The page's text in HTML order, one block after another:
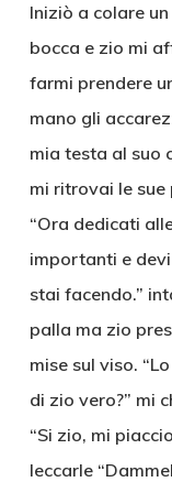
Iniziò a colare
bocca e zio mi
farmi prendere
mano gli
mia testa al suo
mi ritrovai le sue
“Ora dedicati
importanti e
stai facendo.”
palla ma zio
mise sul viso.
di zio vero?” mi
“Si zio, mi
leccarle